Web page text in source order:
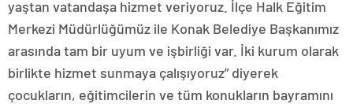
yaştan vatandaşa hizmet veriyoruz. İlçe Halk Eğitim
Merkezi Müdürlüğümüz ile Konak Belediye Başkanımız
arasında tam bir uyum ve işbirliği var. İki kurum olarak
birlikte hizmet sunmaya çalışıyoruz” diyerek
çocukların, eğitimcilerin ve tüm konukların bayramını